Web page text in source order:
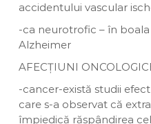
accidentului vascular
-ca neurotrofic – în
Alzheimer
AFECȚIUNI
-cancer-există studii
care s-a observat că
împiedică răspândirea